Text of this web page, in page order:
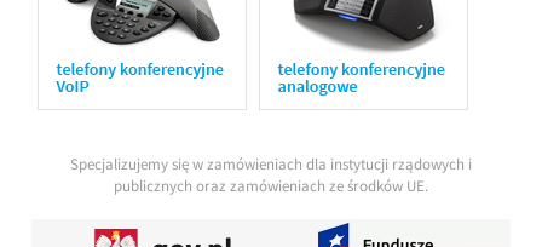
Specjalizujemy się w zamówieniach dla instytucji rządowych i
publicznych oraz zamówieniach ze środków UE.